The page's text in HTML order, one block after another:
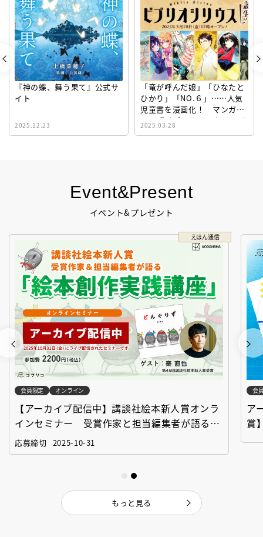
Event&Present
イベント&プレゼント
えほん通信
会員限定 オンライン
【アーカイブ配信中】講談社絵本新人賞オンラ
インセミナー 受賞作家と担当編集者が語る
「絵本創作実践講座」
応募締切 2025-10-31
会
ア
賞
もっと見る
『神の蝶、舞う果て』公式サ
イト
2025.12.23
「竜が呼んだ娘」「ひなたと
ひかり」「NO.６」……人気
児童書を漫画化！ マンガサ
イト『ビブリオシリウス』誕
生！
2025.03.28